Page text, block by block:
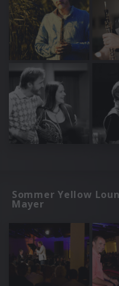
Sommer Yellow
Mayer